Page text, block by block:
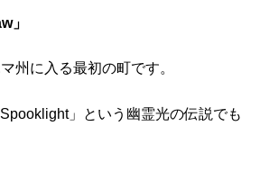
」
州に入る最初の町です。
」という幽霊光の伝説でも